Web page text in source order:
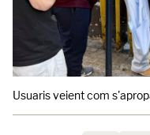
Usuaris veient com